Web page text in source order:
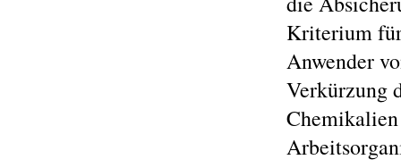
Kriterium
Anwender
Verkürzung